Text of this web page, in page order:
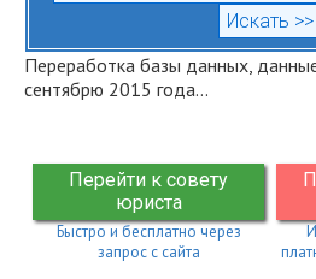
Переработка базы данных,
сентябрю 2015 года...
Перейти к совету
юриста
Быстро и бесплатно через
запрос с сайта